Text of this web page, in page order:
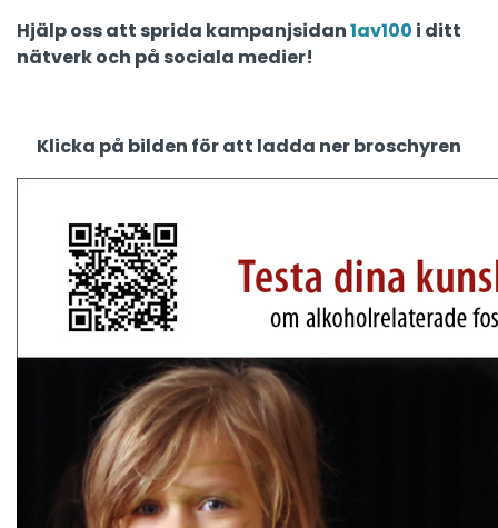
Hjälp oss att sprida kampanjsidan1av100 i ditt
nätverk och på sociala medier!
Klicka på bilden för att ladda ner broschyren